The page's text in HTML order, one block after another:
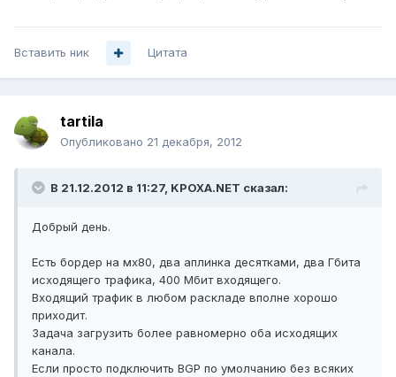
Вставить ник Цитата
tartila
Опубликовано 21 декабря, 2012
В 21.12.2012 в 11:27, KPOXA.NET сказал:
Добрый день.
Есть бордер на мх80, два аплинка десятками, два Гбита
исходящего трафика, 400 Мбит входящего.
Входящий трафик в любом раскладе вполне хорошо
приходит.
Задача загрузить более равномерно оба исходящих
канала.
Если просто подключить BGP по умолчанию без всяких